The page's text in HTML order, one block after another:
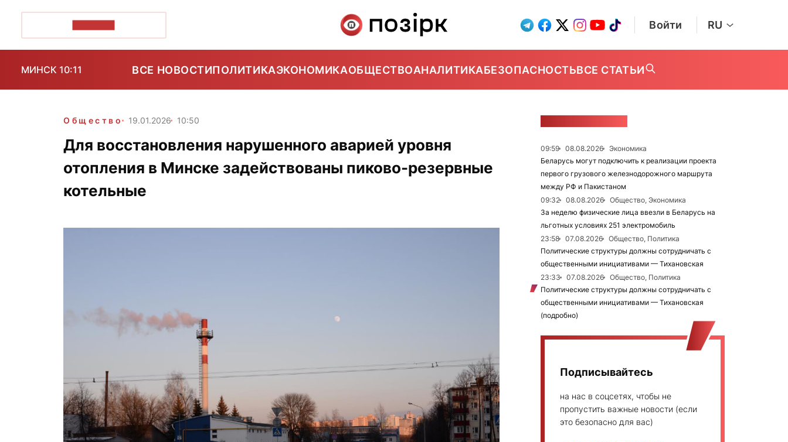
Войти RU
МИНСК 10:11 ВСЕ НОВОСТИПОЛИТИКАЭКОНОМИКАОБЩЕСТВОАНАЛИТИКАБЕЗОПАСНОСТЬВСЕ СТАТЬИ
Общество 19.01.2026 10:50
Для восстановления нарушенного аварией уровня
отопления в Минске задействованы пиково-резервные
котельные
09:59 08.08.2026
Экономика
Беларусь могут подключить к реализации проекта
первого грузового железнодорожного маршрута
между РФ и Пакистаном
09:32
08.08.2026
Общество, Экономика
За неделю физические лица ввезли в Беларусь на
льготных условиях 251 электромобиль
23:58
07.08.2026
Общество, Политика
Политические структуры должны сотрудничать с
общественными инициативами — Тихановская
23:33
07.08.2026
Общество, Политика
Политические структуры должны сотрудничать с
общественными инициативами — Тихановская
(подробно)
Подписывайтесь
на нас в соцсетях, чтобы не
пропустить важные новости (если
это безопасно для вас)